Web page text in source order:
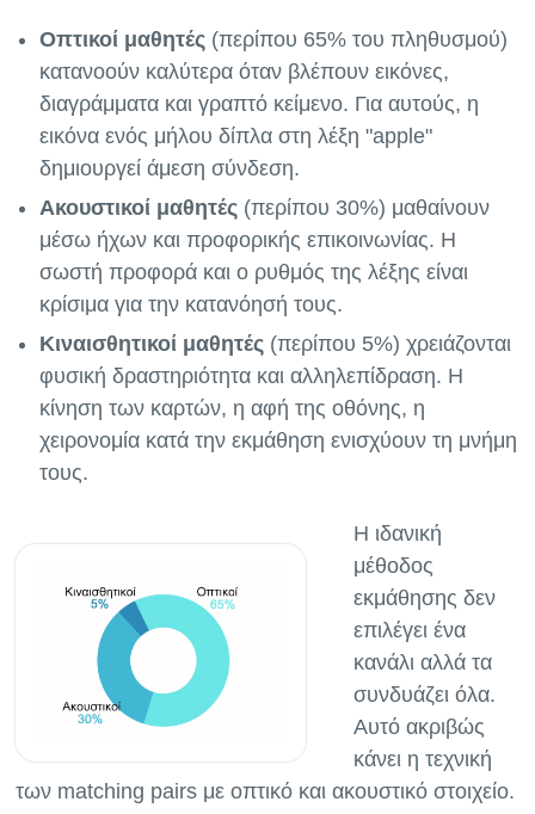
Οπτικοί μαθητές (περίπου 65% του πληθυσμού)
κατανοούν καλύτερα όταν βλέπουν εικόνες,
διαγράμματα και γραπτό κείμενο. Για αυτούς, η
εικόνα ενός μήλου δίπλα στη λέξη "apple"
δημιουργεί άμεση σύνδεση.
Ακουστικοί μαθητές (περίπου 30%) μαθαίνουν
μέσω ήχων και προφορικής επικοινωνίας. Η
σωστή προφορά και ο ρυθμός της λέξης είναι
κρίσιμα για την κατανόησή τους.
Κιναισθητικοί μαθητές (περίπου 5%) χρειάζονται
φυσική δραστηριότητα και αλληλεπίδραση. Η
κίνηση των καρτών, η αφή της οθόνης, η
χειρονομία κατά την εκμάθηση ενισχύουν τη μνήμη
τους.
Η ιδανική
μέθοδος
εκμάθησης δεν
επιλέγει ένα
κανάλι αλλά τα
συνδυάζει όλα.
Αυτό ακριβώς
κάνει η τεχνική